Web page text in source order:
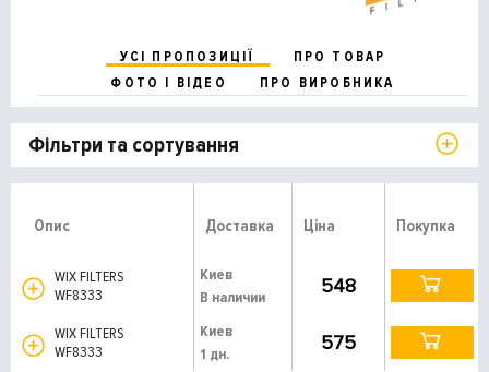
УСІ ПРОПОЗИЦІЇ
ПРО ТОВАР
ФОТО І ВІДЕО
ПРО ВИРОБНИКА
Фільтри та сортування
Опис Доставка Ціна Покупка
WIX FILTERS
WF8333
Киев
В наличии
548
WIX FILTERS
WF8333
Киев
1 дн.
575